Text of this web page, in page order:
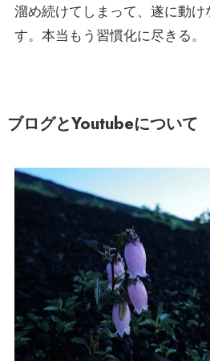
溜め続けてしまって、遂に動
す。本当もう習慣化に尽きる。
ブログとYoutubeについて